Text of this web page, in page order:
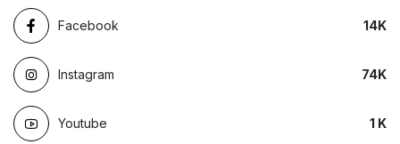
Facebook 14K
Instagram 74K
Youtube 1 K